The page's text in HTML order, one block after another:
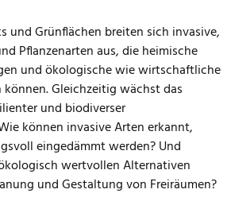
und Grünflächen breiten sich invasive,
Pflanzenarten aus, die heimische
und ökologische wie wirtschaftliche
können. Gleichzeitig wächst das
und biodiverser
können invasive Arten erkannt,
eingedämmt werden? Und
wertvollen Alternativen
und Gestaltung von Freiräumen?